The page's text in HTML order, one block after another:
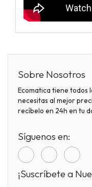
Sobre Nosotros
Ecomatica tiene todos
necesitas al mejor
recíbelo en 24h en tu
Síguenos en:
¡Suscríbete a